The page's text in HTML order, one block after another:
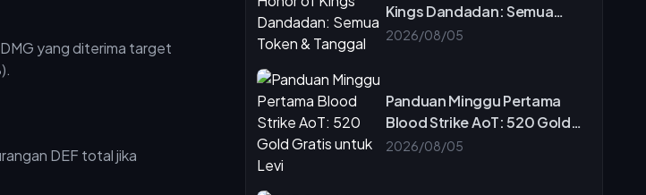
Kings Dandadan: Semua
Token & Tanggal
2026/08/05
Panduan Minggu Pertama
Blood Strike AoT: 520 Gold
Gratis untuk Levi
2026/08/05
yang diterima target
DEF total jika